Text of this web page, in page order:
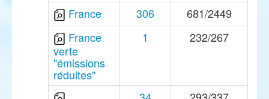
France 306
681/2449
France
verte
"émissions
réduites"
1 232/267